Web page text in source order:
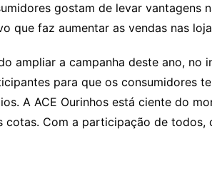
gostam de levar
que faz aumentar as vendas nas
ampliar a campanha deste ano,
para que os consumidores
A ACE Ourinhos está ciente do
Com a participação de